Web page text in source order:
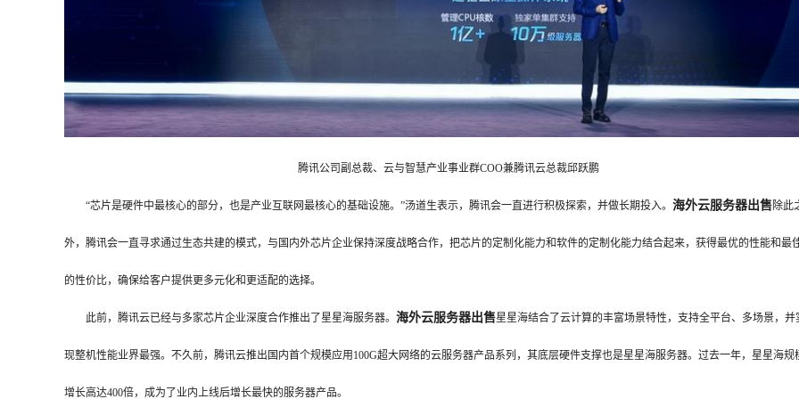
腾讯公司副总裁、云与智慧产业事业群COO兼腾讯云总裁邱跃鹏
“芯片是硬件中最核心的部分，也是产业互联网最核心的基础设施。”汤道生表示，腾讯会一直进行积极探索，并做长期投入。 海外云服务器出售除此
外，腾讯会一直寻求通过生态共建的模式，与国内外芯片企业保持深度战略合作，把芯片的定制化能力和软件的定制化能力结合起来，获得最优的性能和最
的性价比，确保给客户提供更多元化和更适配的选择。
此前，腾讯云已经与多家芯片企业深度合作推出了星星海服务器。 海外云服务器出售星星海结合了云计算的丰富场景特性，支持全平台、多场景，并
现整机性能业界最强。不久前，腾讯云推出国内首个规模应用100G超大网络的云服务器产品系列，其底层硬件支撑也是星星海服务器。过去一年，星星海规
增长高达400倍，成为了业内上线后增长最快的服务器产品。